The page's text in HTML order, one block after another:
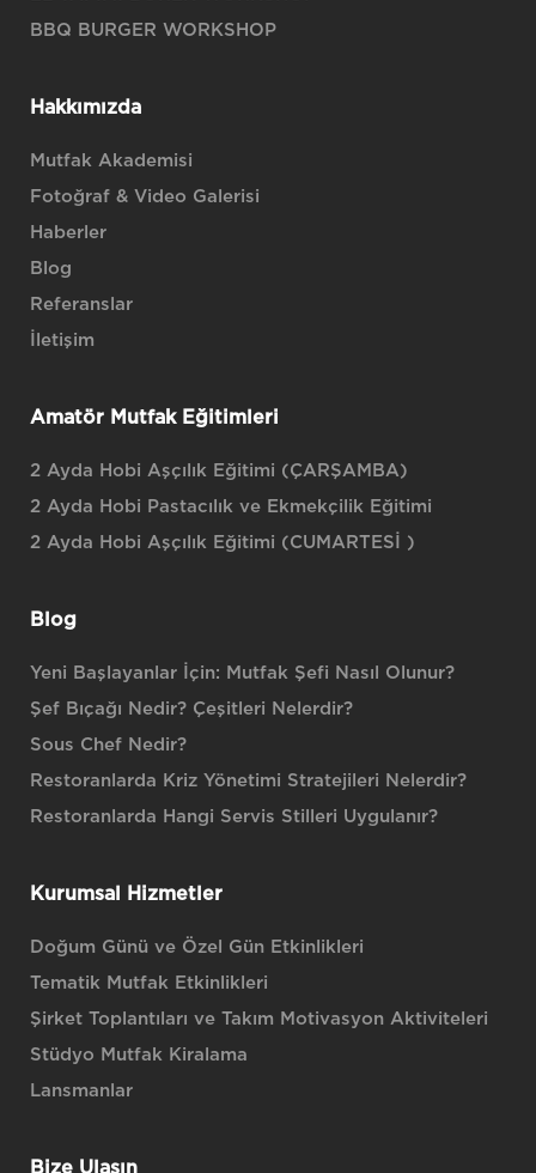
BBQ BURGER WORKSHOP
Hakkımızda
Mutfak Akademisi
Fotoğraf & Video Galerisi
Haberler
Blog
Referanslar
İletişim
Amatör Mutfak Eğitimleri
2 Ayda Hobi Aşçılık Eğitimi (ÇARŞAMBA)
2 Ayda Hobi Pastacılık ve Ekmekçilik Eğitimi
2 Ayda Hobi Aşçılık Eğitimi (CUMARTESİ )
Blog
Yeni Başlayanlar İçin: Mutfak Şefi Nasıl Olunur?
Şef Bıçağı Nedir? Çeşitleri Nelerdir?
Sous Chef Nedir?
Restoranlarda Kriz Yönetimi Stratejileri Nelerdir?
Restoranlarda Hangi Servis Stilleri Uygulanır?
Kurumsal Hizmetler
Doğum Günü ve Özel Gün Etkinlikleri
Tematik Mutfak Etkinlikleri
Şirket Toplantıları ve Takım Motivasyon Aktiviteleri
Stüdyo Mutfak Kiralama
Lansmanlar
Bize Ulaşın